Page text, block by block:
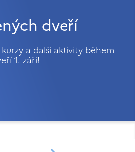
dveří
kurzy a další aktivity během
1. září!